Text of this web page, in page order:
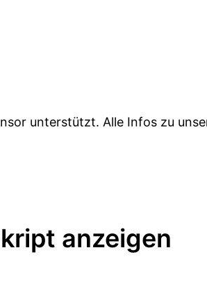
unterstützt. Alle Infos zu
anzeigen